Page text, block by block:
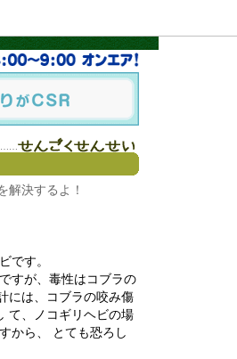
……
解決するよ！
です。
すが、毒性はコブラの
には、コブラの咬み傷
て、ノコギリヘビの場
から、 とても恐ろし